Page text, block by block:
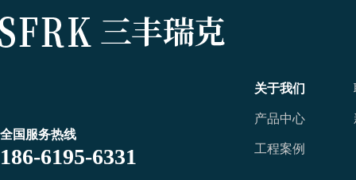
全国服务热线
186-6195-6331
关于我们
产品中心
工程案例